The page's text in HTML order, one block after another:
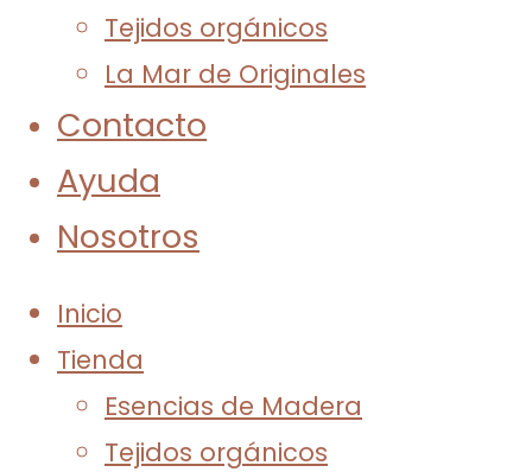
Tejidos orgánicos
La Mar de Originales
Contacto
Ayuda
Nosotros
Inicio
Tienda
Esencias de Madera
Tejidos orgánicos